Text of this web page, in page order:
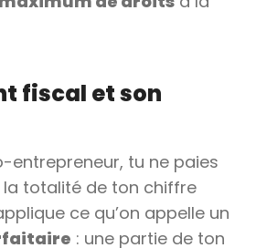
fiscal et son
entrepreneur, tu ne paies
la totalité de ton chiffre
ce qu’on appelle un
: une partie de ton